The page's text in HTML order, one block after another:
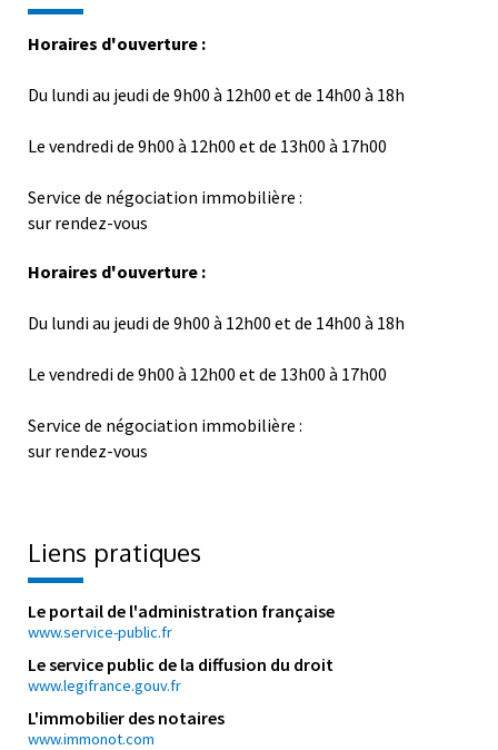
Horaires d'ouverture :
Du lundi au jeudi de 9h00 à 12h00 et de 14h00 à 18h
Le vendredi de 9h00 à 12h00 et de 13h00 à 17h00
Service de négociation immobilière :
sur rendez-vous
Horaires d'ouverture :
Du lundi au jeudi de 9h00 à 12h00 et de 14h00 à 18h
Le vendredi de 9h00 à 12h00 et de 13h00 à 17h00
Service de négociation immobilière :
sur rendez-vous
Liens pratiques
Le portail de l'administration française
www.service-public.fr
Le service public de la diffusion du droit
www.legifrance.gouv.fr
L'immobilier des notaires
www.immonot.com